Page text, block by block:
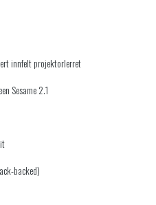
innfelt projektorlerret
Sesame 2.1
backed)